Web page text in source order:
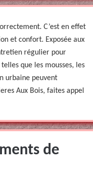
C’est en effet
et confort. Exposée aux
régulier pour
que les mousses, les
urbaine peuvent
Aux Bois, faites appel
de